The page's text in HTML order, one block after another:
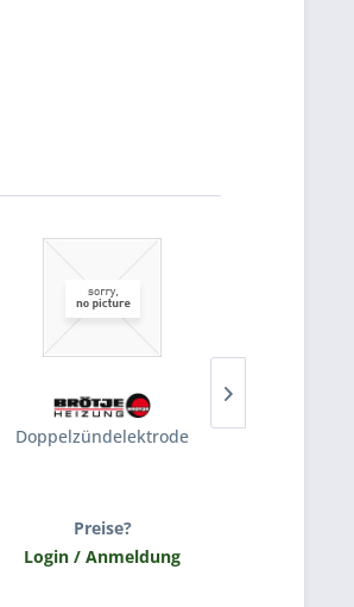
Doppelzündelektrode
Preise?
Login / Anmeldung